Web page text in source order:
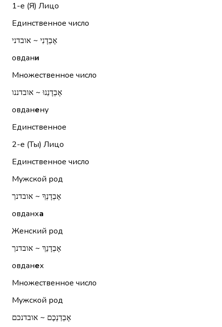
1-е (Я) Лицо
Единственное число
אָבְדָנִי ~ אובדני
овдани
Множественное число
אָבְדָנֵנוּ ~ אובדננו
овданену
Единственное
2-е (Ты) Лицо
Единственное число
Мужской род
אָבְדָנְךָ ~ אובדנך
овданха
Женский род
אָבְדָנֵךְ ~ אובדנך
овданех
Множественное число
Мужской род
אָבְדַנְכֶם ~ אובדנכם